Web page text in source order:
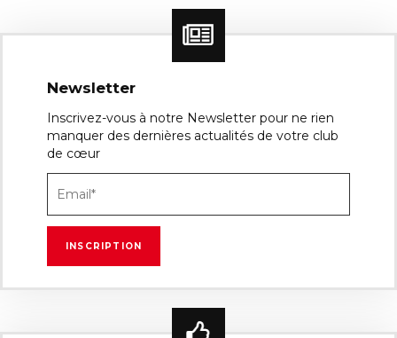
Newsletter
Inscrivez-vous à notre Newsletter pour ne rien
manquer des dernières actualités de votre club
de cœur